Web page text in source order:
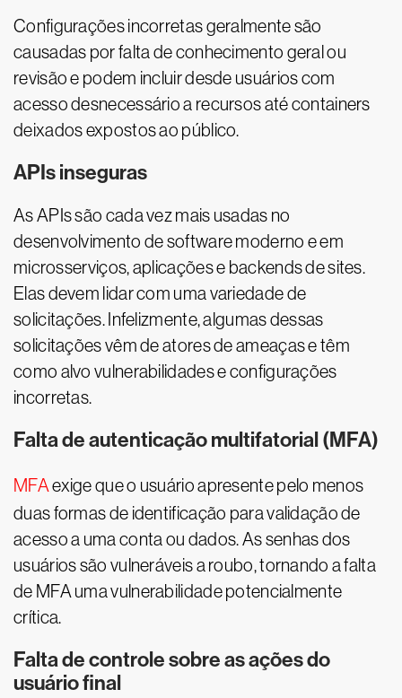
Configurações incorretas geralmente são
causadas por falta de conhecimento geral ou
revisão e podem incluir desde usuários com
acesso desnecessário a recursos até containers
deixados expostos ao público.
APIs inseguras
As APIs são cada vez mais usadas no
desenvolvimento de software moderno e em
microsserviços, aplicações e backends de sites.
Elas devem lidar com uma variedade de
solicitações. Infelizmente, algumas dessas
solicitações vêm de atores de ameaças e têm
como alvo vulnerabilidades e configurações
incorretas.
Falta de autenticação multifatorial (MFA)
MFAexige que o usuário apresente pelo menos
duas formas de identificação para validação de
acesso a uma conta ou dados. As senhas dos
usuários são vulneráveis a roubo, tornando a falta
de MFA uma vulnerabilidade potencialmente
crítica.
Falta de controle sobre as ações do
usuário final